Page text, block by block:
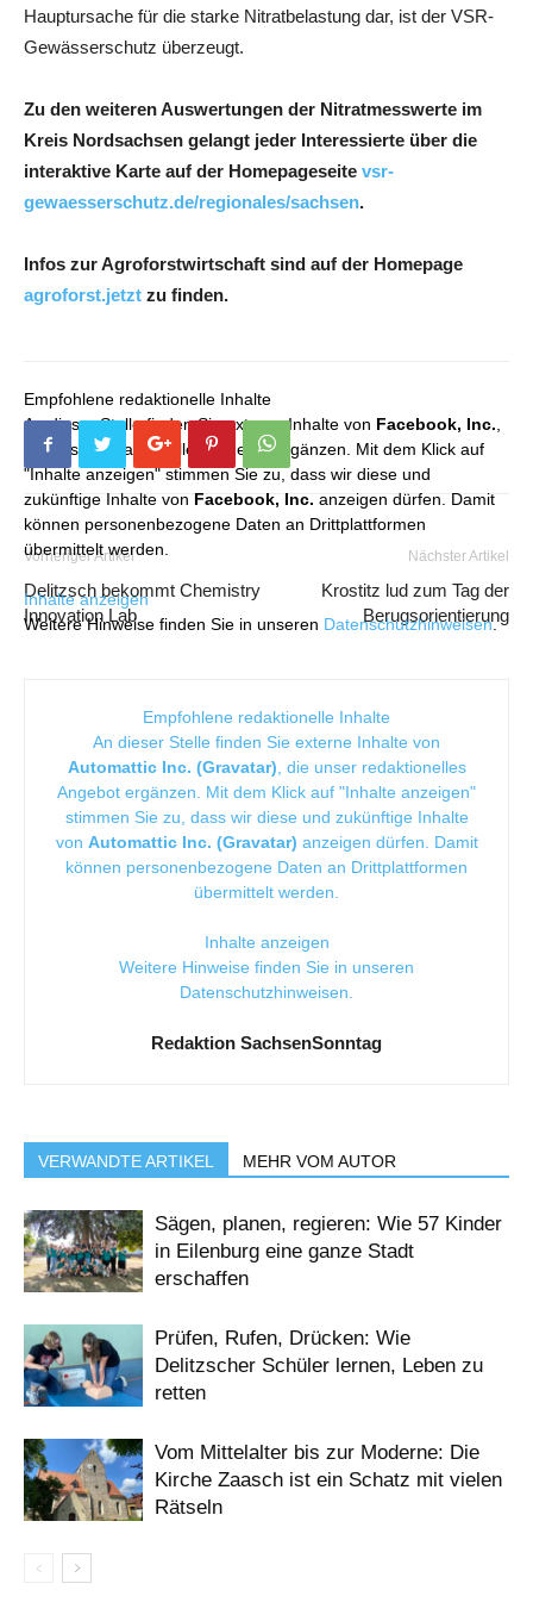
Hauptursache für die starke Nitratbelastung dar, ist der VSR-
Gewässerschutz überzeugt.
Zu den weiteren Auswertungen der Nitratmesswerte im
Kreis Nordsachsen gelangt jeder Interessierte über die
interaktive Karte auf der Homepageseite vsr-
gewaesserschutz.de/regionales/sachsen.
Infos zur Agroforstwirtschaft sind auf der Homepage
agroforst.jetzt zu finden.
Empfohlene redaktionelle Inhalte
An dieser Stelle finden Sie externe Inhalte von Facebook, Inc.
die unser redaktionelles Angebot ergänzen. Mit dem Klick auf
"Inhalte anzeigen" stimmen Sie zu, dass wir diese und
zukünftige Inhalte von Facebook, Inc. anzeigen dürfen. Damit
können personenbezogene Daten an Drittplattformen
übermittelt werden.
Inhalte anzeigen
Weitere Hinweise finden Sie in unseren Datenschutzhinweisen.
Vorheriger Artikel
Delitzsch bekommt Chemistry
Innovation Lab
Nächster Artikel
Krostitz lud zum Tag der
Berugsorientierung
Empfohlene redaktionelle Inhalte
An dieser Stelle finden Sie externe Inhalte von
Automattic Inc. (Gravatar) , die unser redaktionelles
Angebot ergänzen. Mit dem Klick auf "Inhalte anzeigen"
stimmen Sie zu, dass wir diese und zukünftige Inhalte
von Automattic Inc. (Gravatar) anzeigen dürfen. Damit
können personenbezogene Daten an Drittplattformen
übermittelt werden.
Inhalte anzeigen
Weitere Hinweise finden Sie in unseren
Datenschutzhinweisen
Redaktion SachsenSonntag
VERWANDTE ARTIKEL MEHR VOM AUTOR
Sägen, planen, regieren: Wie 57 Kinder
in Eilenburg eine ganze Stadt
erschaffen
Prüfen, Rufen, Drücken: Wie
Delitzscher Schüler lernen, Leben zu
retten
Vom Mittelalter bis zur Moderne: Die
Kirche Zaasch ist ein Schatz mit vielen
Rätseln